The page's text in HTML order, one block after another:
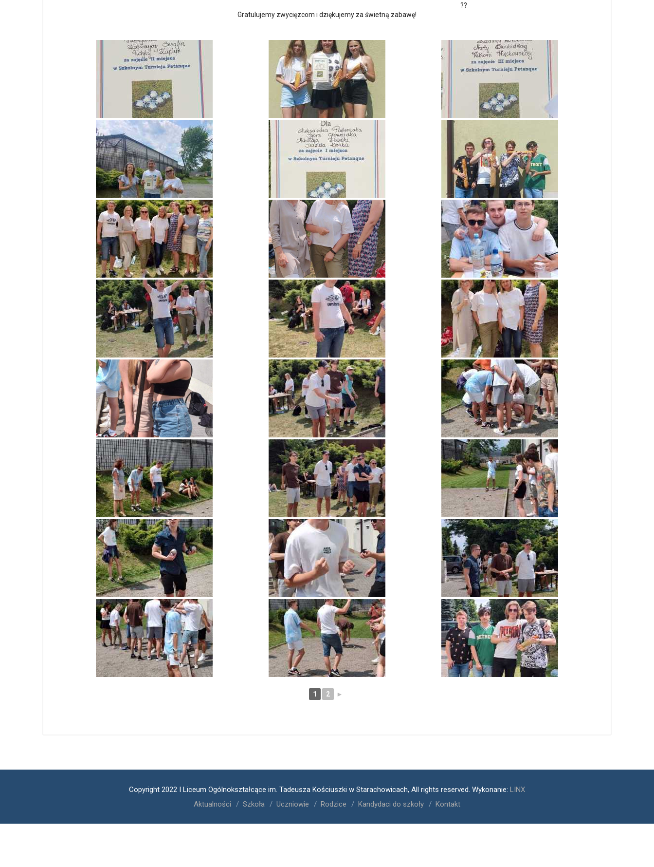
Gratulujemy zwycięzcom i dziękujemy za świetną zabawę!
1 2 ►
Copyright 2022 I Liceum Ogólnokształcące im. Tadeusza Kościuszki w Starachowicach, All rights reserved. Wykonanie: LINX
Aktualności
Szkoła Uczniowie Rodzice Kandydaci do szkoły Kontakt